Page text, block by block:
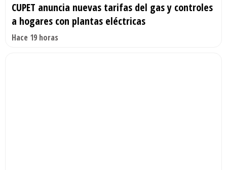
CUPET anuncia nuevas tarifas del gas y controles
a hogares con plantas eléctricas
Hace 19 horas